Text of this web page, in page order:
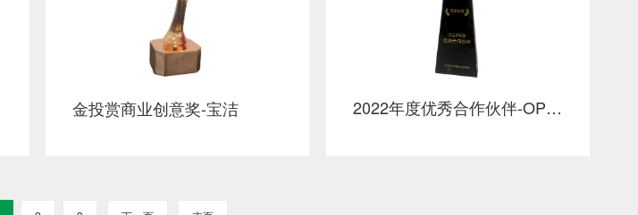
金投赏商业创意奖-宝洁 2022年度优秀合作伙伴-OPPO全球营销资源采购